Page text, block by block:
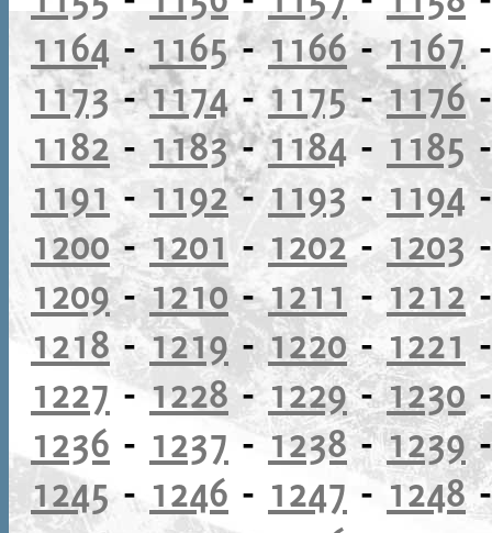
1164 - 1165-1166-1167
1173-1174- 1175-1176
1182 - 1183-1184 - 1185
1191 - 1192-1193-1194
1200-1201 - 1202-1203
1209-1210-1211 -1212
1218-1219-1220-1221
1227 -1228-1229-1230
1236 - 1237 -1238-1239
1245- 1246 - 1247 - 1248